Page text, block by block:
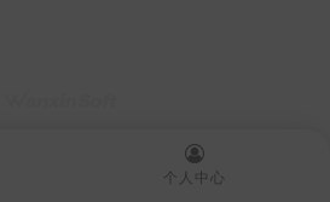
个人中心